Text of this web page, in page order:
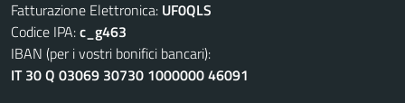
Fatturazione Elettronica: UF0QLS
Codice IPA:c_g463
IBAN (per i vostri bonifici bancari):
IT 30 Q 03069 30730 1000000 46091